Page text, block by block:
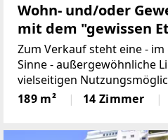
Wohn- und/oder
mit dem "gewissen
Zum Verkauf steht eine -
Sinne - außergewöhnliche
vielseitigen
Lage von
ca. 7.800 Einwohnern bietet
189 m² 14 Zimmer